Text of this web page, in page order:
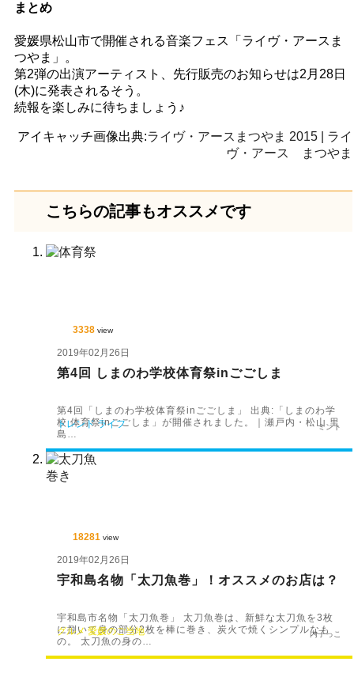
まとめ
愛媛県松山市で開催される音楽フェス「ライヴ・アースま
つやま」。
第2弾の出演アーティスト、先行販売のお知らせは2月28日
(木)に発表されるそう。
続報を楽しみに待ちましょう♪
アイキャッチ画像出典:ライヴ・アースまつやま 2015 | ライ
ヴ・アース まつやま
こちらの記事もオススメです
3338 view
2019年02月26日
第4回 しまのわ学校体育祭inごごしま
第4回「しまのわ学校体育祭inごごしま」 出典:「しまのわ学
校 体育祭inごごしま」が開催されました。｜瀬戸内・松山 里
島…
トレンド ライフ ミント
18281 view
2019年02月26日
宇和島名物「太刀魚巻」！オススメのお店は？
宇和島市名物「太刀魚巻」 太刀魚巻は、新鮮な太刀魚を3枚
に捌いて身の部分2枚を棒に巻き、炭火で焼くシンプルなも
の。 太刀魚の身の…
グルメ 愛媛のご当地 内子っこ